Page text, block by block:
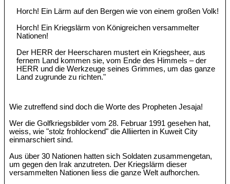
Horch! Ein Lärm auf den Bergen wie von einem großen Volk!
Horch! Ein Kriegslärm von Königreichen versammelter
Nationen!
Der HERR der Heerscharen mustert ein Kriegsheer, aus
fernem Land kommen sie, vom Ende des Himmels – der
HERR und die Werkzeuge seines Grimmes, um das ganze
Land zugrunde zu richten."
Wie zutreffend sind doch die Worte des Propheten Jesaja!
Wer die Golfkriegsbilder vom 28. Februar 1991 gesehen hat,
weiss, wie "stolz frohlockend" die Alliierten in Kuweit City
einmarschiert sind.
Aus über 30 Nationen hatten sich Soldaten zusammengetan,
um gegen den Irak anzutreten. Der Kriegslärm dieser
versammelten Nationen liess die ganze Welt aufhorchen.